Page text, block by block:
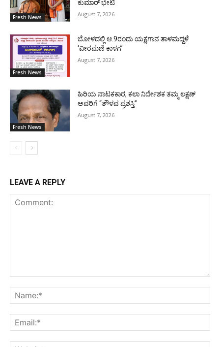
Fresh News
ಕುಮಾರ್ ಭೇಟಿ
August 7, 2026
Fresh News
ಬೋಳದಲ್ಲಿ ಆ.9ರಂದು ಯಕ್ಷಗಾನ ತಾಳಮದ್ದಳೆ
‘ವೀರಮಣಿ ಕಾಳಗ’
August 7, 2026
Fresh News
ಹಿರಿಯ ನಾಟಕಕಾರ, ಕಲಾ ನಿರ್ದೇಶಕ ತಮ್ಮ ಲಕ್ಷಣ್
ಅವರಿಗೆ “ತೌಳವ ಪ್ರಶಸ್ತಿ”
August 7, 2026
LEAVE A REPLY